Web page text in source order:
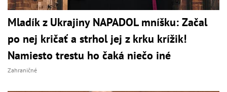
Mladík z Ukrajiny NAPADOL mníšku: Začal
po nej kričať a strhol jej z krku krížik!
Namiesto trestu ho čaká niečo iné
Zahraničné